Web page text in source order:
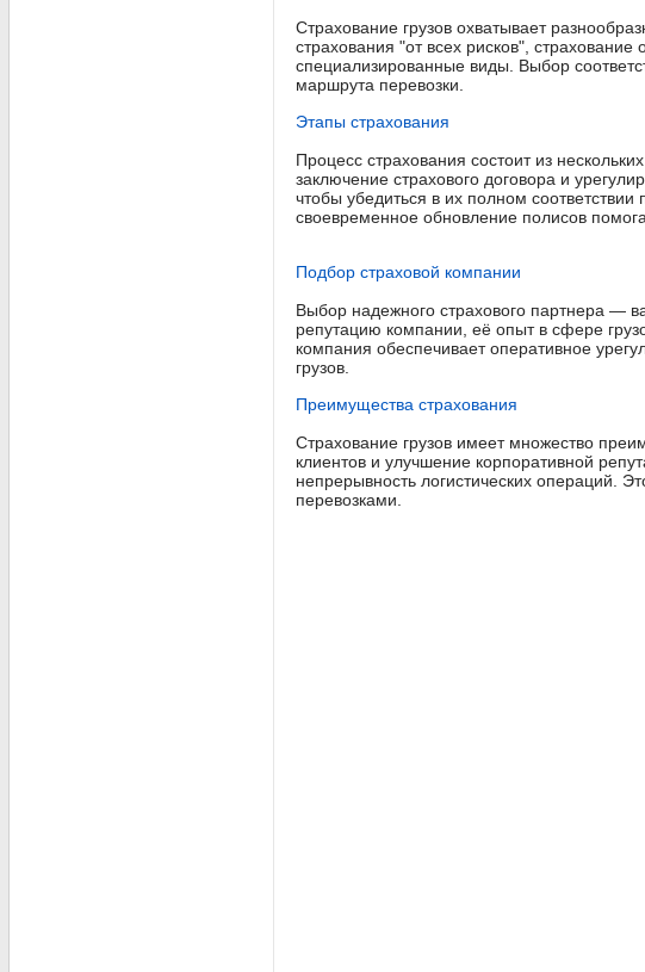
Страхование грузов охватывает
страхования "от всех рисков", страхование
специализированные виды. Выбор
маршрута перевозки.
Этапы страхования
Процесс страхования состоит из
заключение страхового договора и
чтобы убедиться в их полном
своевременное обновление полисов
Подбор страховой компании
Выбор надежного страхового партнера —
репутацию компании, её опыт в сфере
компания обеспечивает оперативное
грузов.
Преимущества страхования
Страхование грузов имеет множество
клиентов и улучшение корпоративной
непрерывность логистических операций.
перевозками.